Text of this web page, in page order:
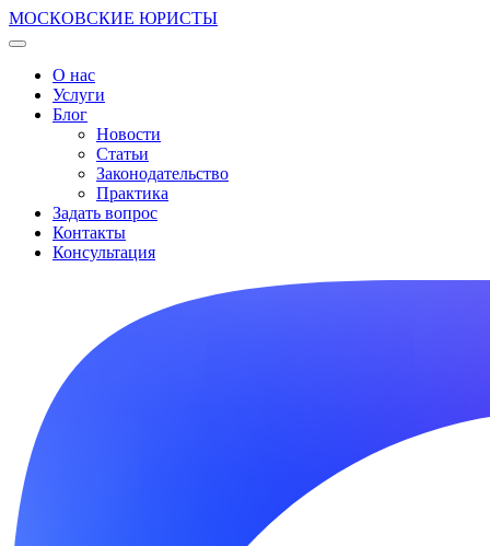
МОСКОВСКИЕ ЮРИСТЫ
О нас
Услуги
Блог
Новости
Статьи
Законодательство
Практика
Задать вопрос
Контакты
Консультация